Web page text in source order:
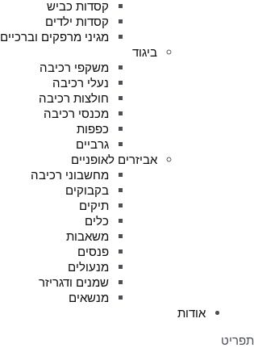
קסדות כביש
קסדות ילדים
מגיני מרפקים וברכיים
ביגוד
משקפי רכיבה
נעלי רכיבה
חולצות רכיבה
מכנסי רכיבה
כפפות
גרביים
אביזרים לאופניים
מחשבוני רכיבה
בקבוקים
תיקים
כלים
משאבות
פנסים
מנעולים
שמנים ודגריזר
מנשאים
אודות
תפריט